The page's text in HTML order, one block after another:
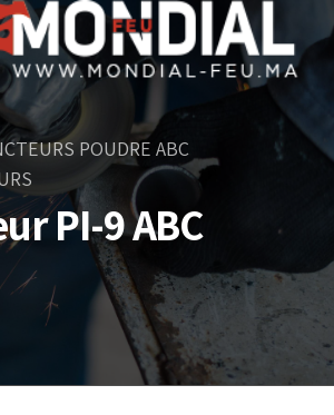
POUDRE ABC
PI-9 ABC